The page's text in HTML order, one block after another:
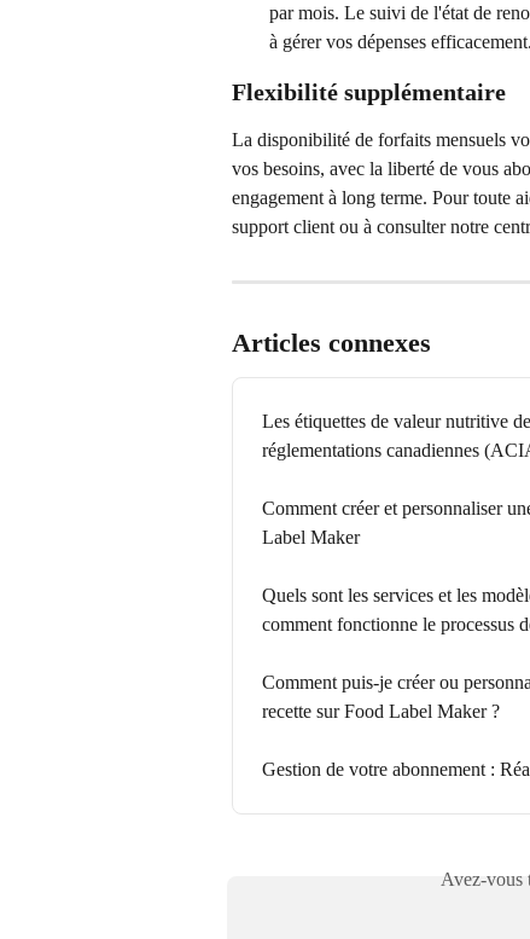
par mois. Le suivi de l'état de
à gérer vos dépenses efficacement.
Flexibilité supplémentaire
La disponibilité de forfaits mensuels
vos besoins, avec la liberté de vous
engagement à long terme. Pour toute
support client ou à consulter notre
Articles connexes
Les étiquettes de valeur nutritive
réglementations canadiennes
Comment créer et personnaliser
Label Maker
Quels sont les services et les
comment fonctionne le processus
Comment puis-je créer ou
recette sur Food Label Maker ?
Gestion de votre abonnement :
Avez-vous